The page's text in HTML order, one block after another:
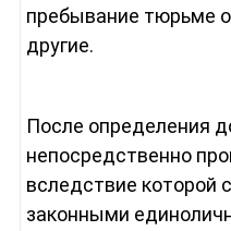
пребывание тюрьме
другие.
После определения
непосредственно
вследствие которой
законными